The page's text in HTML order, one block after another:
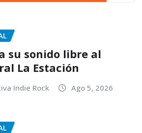
su sonido libre al
La Estación
Indie Rock Ago 5, 2026